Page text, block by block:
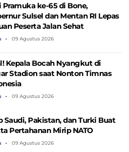
Pramuka ke-65 di Bone,
Sulsel dan Mentan RI Lepas
Peserta Jalan Sehat
09 Agustus 2026
Kepala Bocah Nyangkut di
Stadion saat Nonton Timnas
09 Agustus 2026
Saudi, Pakistan, dan Turki Buat
Pertahanan Mirip NATO
09 Agustus 2026